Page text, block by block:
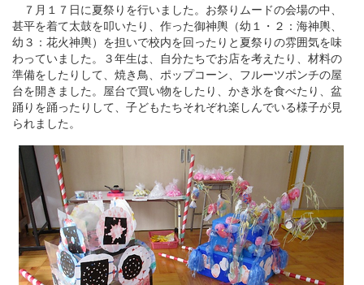
７月１７日に夏祭りを行いました。お祭りムードの会場の中、
甚平を着て太鼓を叩いたり、作った御神輿（幼１・２：海神輿、
幼３：花火神輿）を担いで校内を回ったりと夏祭りの雰囲気を味
わっていました。３年生は、自分たちでお店を考えたり、材料の
準備をしたりして、焼き鳥、ポップコーン、フルーツポンチの屋
台を開きました。屋台で買い物をしたり、かき氷を食べたり、盆
踊りを踊ったりして、子どもたちそれぞれ楽しんでいる様子が見
られました。